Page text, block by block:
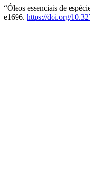
“Óleos essenciais de
e1696. https://doi.org/